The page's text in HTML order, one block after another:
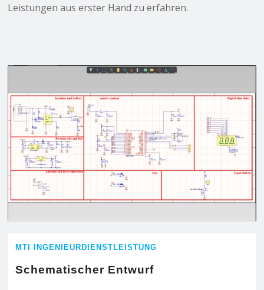
Leistungen aus erster Hand zu erfahren.
MTI INGENIEURDIENSTLEISTUNG
Schematischer Entwurf